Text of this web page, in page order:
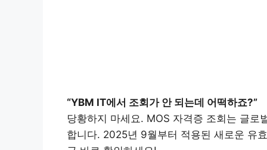
“YBM IT에서 조회가 안 되는데 어떡하죠?”
당황하지 마세요. MOS 자격증 조회는 글
합니다. 2025년 9월부터 적용된 새로운 유